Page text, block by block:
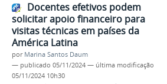
Docentes efetivos podem
solicitar apoio financeiro para
visitas técnicas em países da
América Latina
por Marina Santos Daum
— publicado 05/11/2024 — última modificação
05/11/2024 10h30